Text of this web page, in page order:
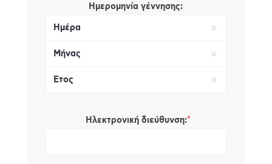
Ημερομηνία γέννησης:
Ηλεκτρονική διεύθυνση:*